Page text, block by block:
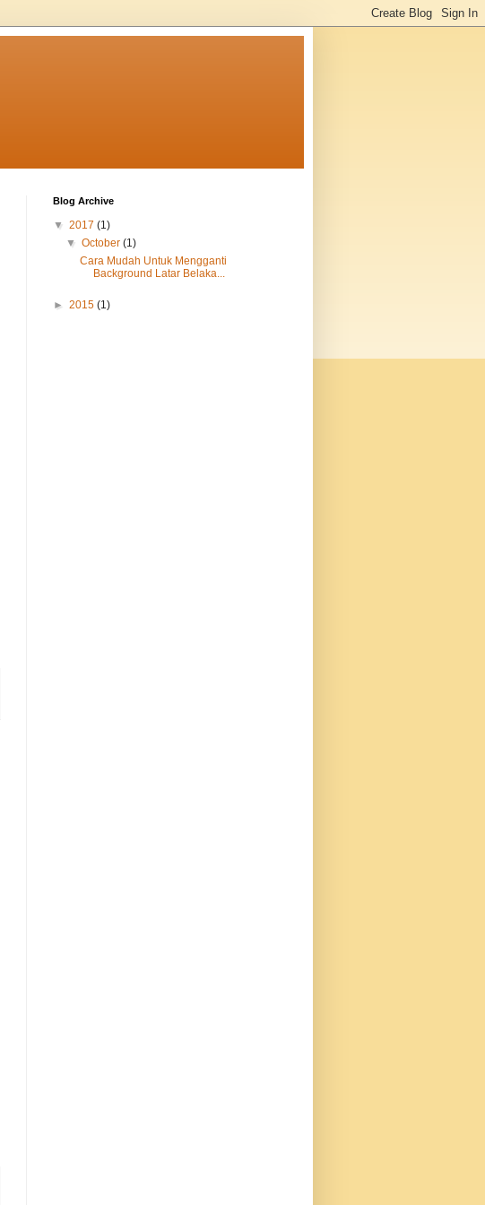
Blog Archive
▼ 2017 (1)
▼October(1)
Cara Mudah Untuk Mengganti
Background Latar Belaka...
► 2015 (1)